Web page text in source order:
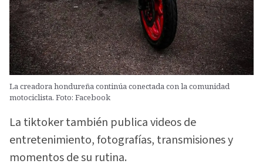
La creadora hondureña continúa conectada con la comunidad
motociclista. Foto: Facebook
La tiktoker también publica videos de
entretenimiento, fotografías, transmisiones y
momentos de su rutina.